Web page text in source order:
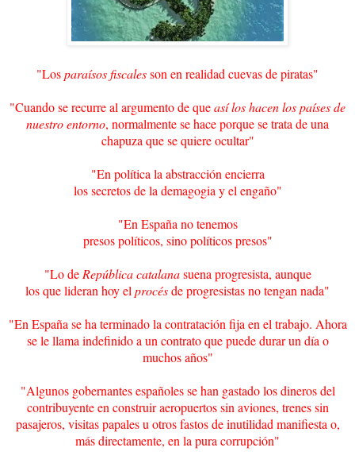
"Losparaísos fiscalesson en realidad cuevas de piratas"
"Cuando se recurre al argumento de queasí los hacen los países de
nuestro entorno, normalmente se hace porque se trata de una
chapuza que se quiere ocultar"
"En política la abstracción encierra
los secretos de la demagogia y el engaño"
"En España no tenemos
presos políticos, sino políticos presos"
"Lo de República catalanasuena progresista, aunque
los que lideran hoy el procésde progresistas no tengan nada"
"En España se ha terminado la contratación fija en el trabajo. Ahora
se le llama indefinido a un contrato que puede durar un día o
muchos años"
"Algunos gobernantes españoles se han gastado los dineros del
contribuyente en construir aeropuertos sin aviones, trenes sin
pasajeros, visitas papales u otros fastos de inutilidad manifiesta o,
más directamente, en la pura corrupción"